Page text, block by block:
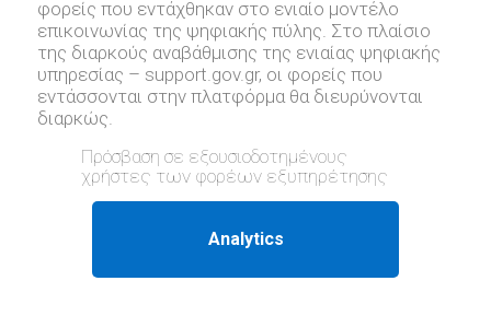
φορείς που εντάχθηκαν στο ενιαίο μοντέλο
επικοινωνίας της ψηφιακής πύλης. Στο πλαίσιο
της διαρκούς αναβάθμισης της ενιαίας ψηφιακής
υπηρεσίας – support.gov.gr, oι φορείς που
εντάσσονται στην πλατφόρμα θα διευρύνονται
διαρκώς.
Πρόσβαση σε εξουσιοδοτημένους
χρήστες των φορέων εξυπηρέτησης